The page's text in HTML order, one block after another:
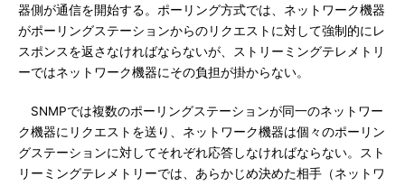
器側が通信を開始する。ポーリング方式では、ネットワーク機器
がポーリングステーションからのリクエストに対して強制的にレ
スポンスを返さなければならないが、ストリーミングテレメトリ
ーではネットワーク機器にその負担が掛からない。
SNMPでは複数のポーリングステーションが同一のネットワー
ク機器にリクエストを送り、ネットワーク機器は個々のポーリン
グステーションに対してそれぞれ応答しなければならない。スト
リーミングテレメトリーでは、あらかじめ決めた相手（ネットワ